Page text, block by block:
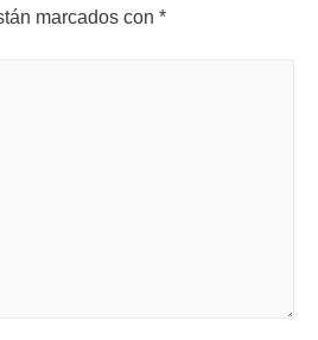
marcados con *